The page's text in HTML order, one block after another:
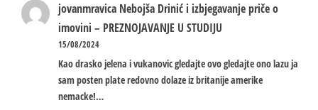
jovanmravica Nebojša Drinić i izbjegavanje priče o
imovini – PREZNOJAVANJE U STUDIJU
15/08/2024
Kao drasko jelena i vukanovic gledajte ovo gledajte ono lazu ja
sam posten plate redovno dolaze iz britanije amerike
nemacke!…